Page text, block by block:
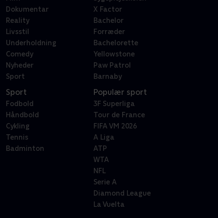
Dokumentar
Reality
Livsstil
Underholdning
Comedy
Nyheder
Sport
X Factor
Bachelor
Forræder
Bachelorette
Yellowstone
Paw Patrol
Barnaby
Sport
Fodbold
Håndbold
Cykling
Tennis
Badminton
Populær sport
3F Superliga
Tour de France
FIFA VM 2026
A Liga
ATP
WTA
NFL
Serie A
Diamond League
La Vuelta